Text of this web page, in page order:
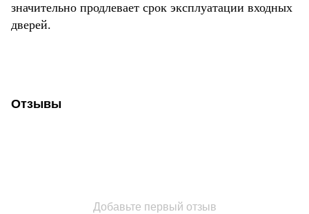
значительно продлевает срок эксплуатации входных
дверей.
Отзывы
Добавьте первый отзыв